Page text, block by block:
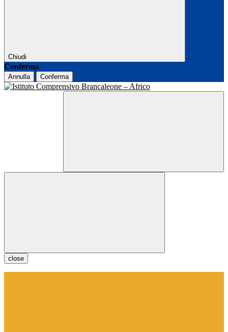
Chiudi
Conferma
Annulla Conferma
close